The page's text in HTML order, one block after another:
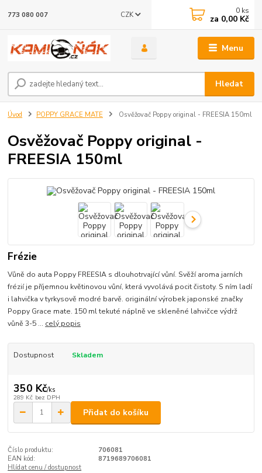
Menu
CZK
Hledat
773 080 007 0 ks
za 0,00 Kč
Úvod POPPY GRACE MATE Osvěžovač Poppy original - FREESIA 150ml
Osvěžovač Poppy original -
FREESIA 150ml
Frézie
Vůně do auta Poppy FREESIA s dlouhotrvající vůní. Svěží aroma jarních
frézií je příjemnou květinovou vůní, která vyvolává pocit čistoty. S ním ladí
i lahvička v tyrkysově modré barvě. originální výrobek japonské značky
Poppy Grace mate. 150 ml tekuté náplně ve skleněné lahvičce výdrž
vůně 3-5 ... celý popis
Dostupnost Skladem
350 Kč/ks
289 Kč bez DPH
Přidat do košíku
Číslo produktu:
706081
EAN kód:
8719689706081
Hlídat cenu / dostupnost